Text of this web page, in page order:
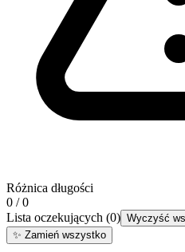
Różnica długości
0 / 0
Lista oczekujących (0) Wyczyść
✨ Zamień wszystko